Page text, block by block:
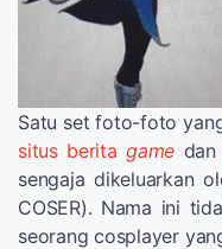
Satu set foto-foto
situs beritagame dan
sengaja dikeluarkan
COSER). Nama ini
seorang cosplayer